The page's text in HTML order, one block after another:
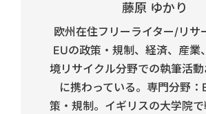
藤原 ゆかり
欧州在住フリーライター/リサ
EUの政策・規制、経済、産業
境リサイクル分野での執筆活
に携わっている。専門分野：
策・規制。イギリスの大学院で